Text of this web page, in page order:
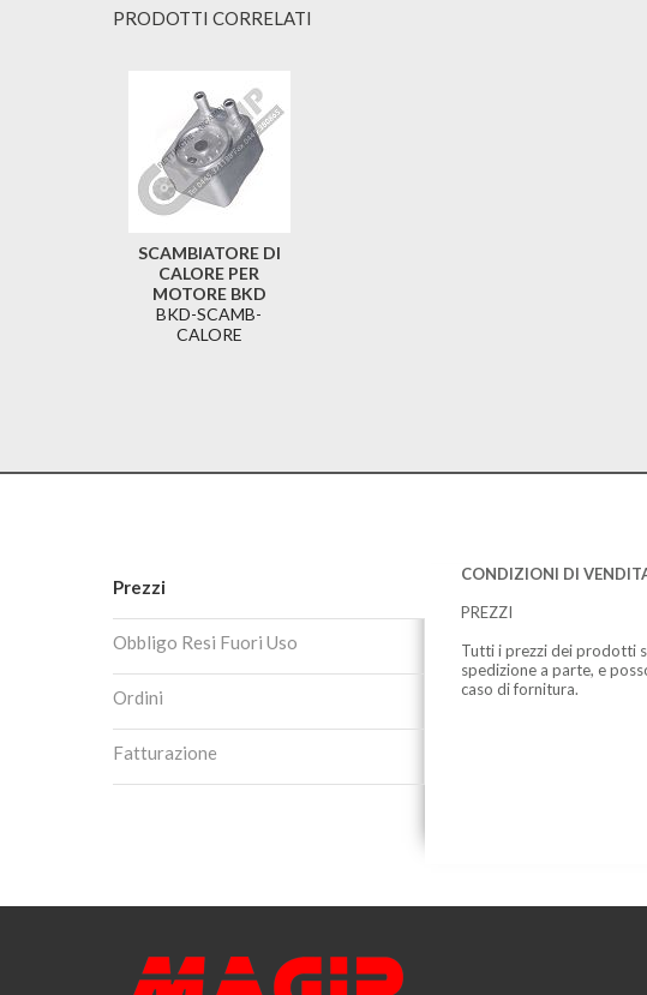
PRODOTTI CORRELATI
SCAMBIATORE DI
CALORE PER
MOTORE BKD
BKD-SCAMB-
CALORE
Prezzi
Obbligo Resi Fuori Uso
Ordini
Fatturazione
CONDIZIONI DI
PREZZI
Tutti i prezzi dei prodotti
spedizione a parte, e
caso di fornitura.